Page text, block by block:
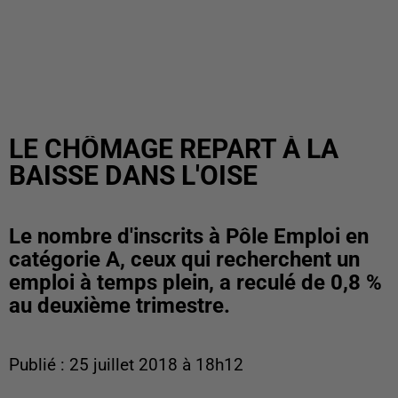
LE CHÔMAGE REPART À LA
BAISSE DANS L'OISE
Le nombre d'inscrits à Pôle Emploi en
catégorie A, ceux qui recherchent un
emploi à temps plein, a reculé de 0,8 %
au deuxième trimestre.
Publié : 25 juillet 2018 à 18h12